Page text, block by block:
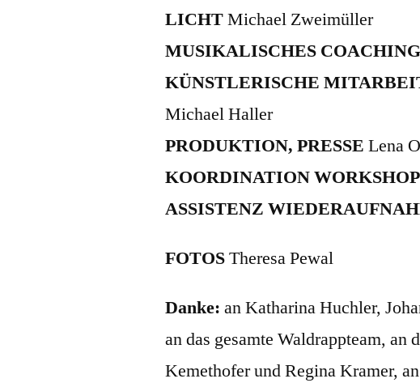
LICHTMichael Zweimüller
MUSIKALISCHES COACHING
KÜNSTLERISCHE
Michael Haller
PRODUKTION, PRESSE Lena
KOORDINATION
ASSISTENZ
FOTOSTheresa Pewal
Danke:an Katharina Huchler,
an das gesamte Waldrappteam,
Kemethofer und Regina Kramer,